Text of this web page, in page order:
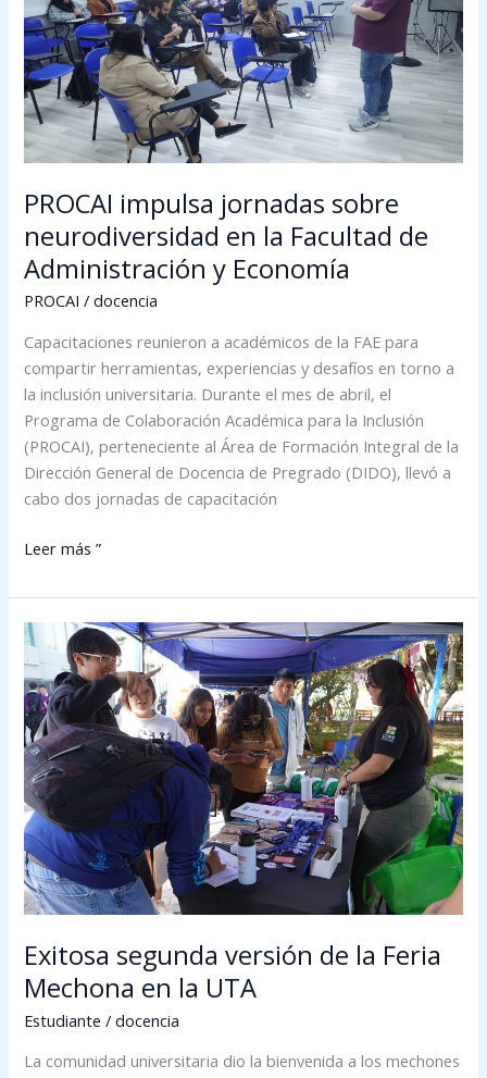
PROCAI impulsa jornadas sobre
neurodiversidad en la Facultad de
Administración y Economía
PROCAI /docencia
Capacitaciones reunieron a académicos de la FAE para
compartir herramientas, experiencias y desafíos en torno a
la inclusión universitaria. Durante el mes de abril, el
Programa de Colaboración Académica para la Inclusión
(PROCAI), perteneciente al Área de Formación Integral de la
Dirección General de Docencia de Pregrado (DIDO), llevó a
cabo dos jornadas de capacitación
sobre
neurodiversidad
en
la
Facultad
de
Administración
y
Economía
Leer más ”
Exitosa segunda versión de la Feria
Mechona en la UTA
Estudiante /docencia
La comunidad universitaria dio la bienvenida a los mechones
Exitosa
segunda
versión
de
la
Feria
Mechona
en
la
UTA